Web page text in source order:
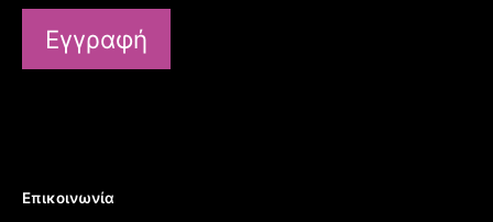
Εγγραφή
Επικοινωνία